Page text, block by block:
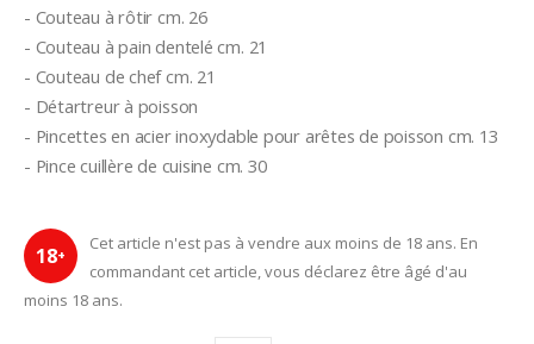
- Couteau à rôtir cm. 26
- Couteau à pain dentelé cm. 21
- Couteau de chef cm. 21
- Détartreur à poisson
- Pincettes en acier inoxydable pour arêtes de poisson cm. 13
- Pince cuillère de cuisine cm. 30
18+
Cet article n'est pas à vendre aux moins de 18 ans. En
commandant cet article, vous déclarez être âgé d'au
moins 18 ans.